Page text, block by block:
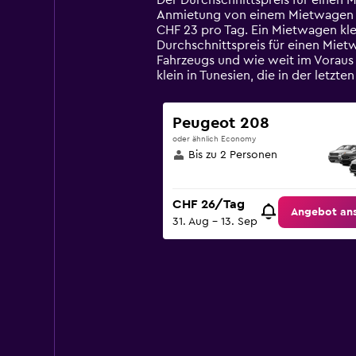
categories.
The
chart
has
1
axis
displaying
values.
Range:
0
Anmietung von einem Mietwagen
CHF 23 pro Tag. Ein Mietwagen
Durchschnittspreis für einen
Fahrzeugs und wie weit im
klein in Tunesien, die in der
Peugeot 208
oder ähnlich Economy
Bis zu 2 Personen
CHF 26/Tag
31. Aug – 13. Sep
Angebot